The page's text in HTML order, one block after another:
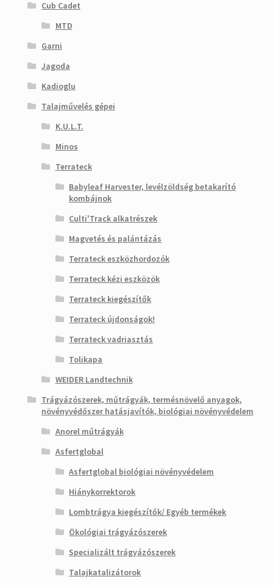
Cub Cadet
MTD
Garni
Jagoda
Kadioglu
Talajművelés gépei
K.U.L.T.
Minos
Terrateck
Babyleaf Harvester, levélzöldség betakarító
kombájnok
Culti'Track alkatrészek
Magvetés és palántázás
Terrateck eszközhordozók
Terrateck kézi eszközök
Terrateck kiegészítők
Terrateck újdonságok!
Terrateck vadriasztás
Tolikapa
WEIDER Landtechnik
Trágyázószerek, műtrágyák, termésnövelő anyagok,
növényvédőszer hatásjavítók, biológiai növényvédelem
Anorel műtrágyák
Asfertglobal
Asfertglobal biológiai növényvédelem
Hiánykorrektorok
Lombtrágya kiegészítők/ Egyéb termékek
Ökológiai trágyázószerek
Specializált trágyázószerek
Talajkatalizátorok